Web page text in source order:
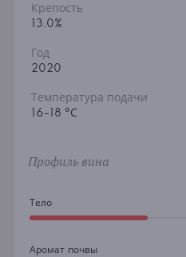
Крепость
13.0%
Год
2020
Температура подачи
16-18 °С
Профиль вина
Тело
Аромат почвы